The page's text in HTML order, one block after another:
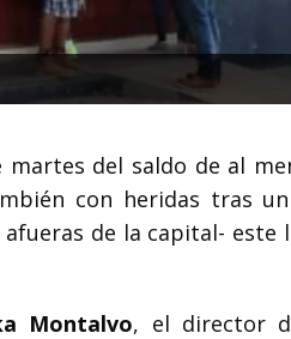
del saldo de al
con heridas tras un
de la capital- este
Montalvo, el director